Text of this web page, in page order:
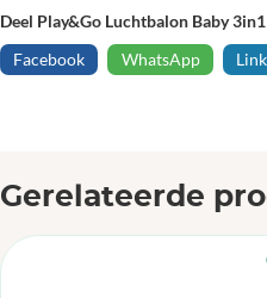
Deel Play&Go Luchtbalon Baby
Facebook
WhatsApp
Gerelateerde